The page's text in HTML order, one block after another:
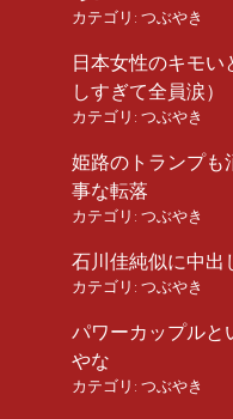
カテゴリ: つぶやき
日本女性のキモ
しすぎて全員涙）
カテゴリ: つぶやき
姫路のトランプも
事な転落
カテゴリ: つぶやき
石川佳純似に中出
カテゴリ: つぶやき
パワーカップルと
やな
カテゴリ: つぶやき